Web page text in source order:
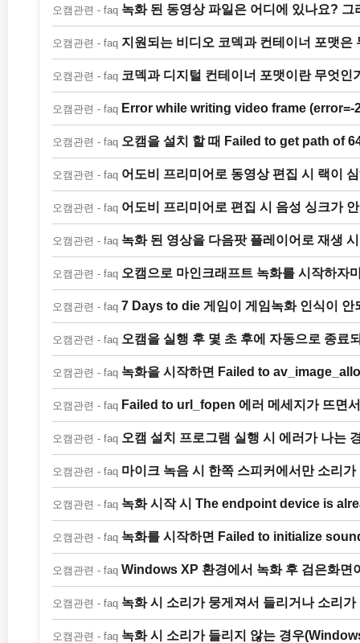
오캠관련 - faq 녹화 된 동영상 파일은 어디에 있나요?
오캠관련 - faq 지원되는 비디오 코덱과 컨테이너 포맷은
오캠관련 - faq 코덱과 디지털 컨테이너 포맷이란 무엇인
오캠관련 - faq Error while writing video frame (error=-
오캠관련 - faq 오캠을 설치 할 때 Failed to get path of
오캠관련 - faq 어도비 프리미어로 동영상 편집 시 랙이
오캠관련 - faq 어도비 프리미어로 편집 시 음성 싱크가
오캠관련 - faq 녹화 된 영상을 다음팟 플레이어로 재생
오캠관련 - faq 오캠으로 마인크래프트 녹화를 시작하자
오캠관련 - faq 7 Days to die 게임이 게임녹화 인식이
오캠관련 - faq 오캠을 실행 후 몇 초 후에 자동으로 종료
오캠관련 - faq 녹화을 시작하면 Failed to
오캠관련 - faq Failed to url_fopen 에러 메세지가 뜨면
오캠관련 - faq 오캠 설치 프로그램 실행 시 에러가 나는
오캠관련 - faq 마이크 녹음 시 한쪽 스피커에서만 소리
오캠관련 - faq 녹화 시작 시 The endpoint device is
오캠관련 - faq 녹화를 시작하면 Failed to initialize
오캠관련 - faq Windows XP 환경에서 녹화 후 검은화면
오캠관련 - faq 녹화 시 소리가 뭉게져서 들리거나 소리
오캠관련 - faq 녹화 시 소리가 들리지 않는 경우